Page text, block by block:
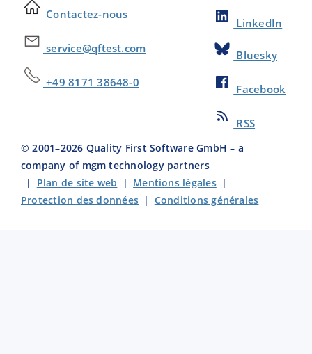
Contactez-nous
service@qftest.com
+49 8171 38648-0
LinkedIn
Bluesky
Facebook
RSS
© 2001–2026 Quality First Software GmbH – a
company of mgm technology partners
| Plan de site web | Mentions légales|
Protection des données | Conditions générales